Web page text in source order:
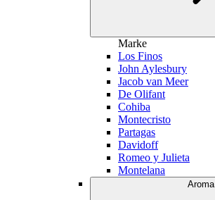
Marke
Los Finos
John Aylesbury
Jacob van Meer
De Olifant
Cohiba
Montecristo
Partagas
Davidoff
Romeo y Julieta
Montelana
Aroma